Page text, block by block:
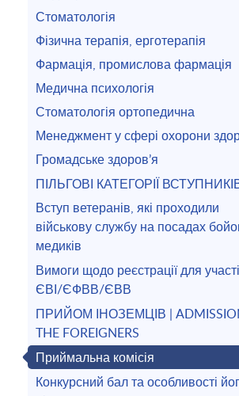
Стоматологія
Фізична терапія, ерготерапія
Фармація, промислова фармація
Медична психологія
Стоматологія ортопедична
Менеджмент у сфері охорони
Громадське здоров’я
ПІЛЬГОВІ КАТЕГОРІЇ
Вступ ветеранів, які проходили
військову службу на посадах
медиків
Вимоги щодо реєстрації для
ЄВІ/ЄФВВ/ЄВВ
ПРИЙОМ ІНОЗЕМЦІВ |
THE FOREIGNERS
Приймальна комісія
Конкурсний бал та особливості